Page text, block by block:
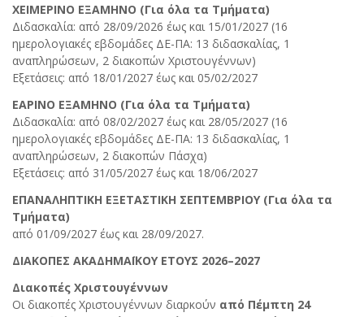
ΧΕΙΜΕΡΙΝΟ ΕΞΑΜΗΝΟ (Για όλα τα Τμήματα)
Διδασκαλία: από 28/09/2026 έως και 15/01/2027 (16
ημερολογιακές εβδομάδες ΔΕ-ΠΑ: 13 διδασκαλίας, 1
αναπληρώσεων, 2 διακοπών Χριστουγέννων)
Εξετάσεις: από 18/01/2027 έως και 05/02/2027
ΕΑΡΙΝΟ ΕΞΑΜΗΝΟ (Για όλα τα Τμήματα)
Διδασκαλία: από 08/02/2027 έως και 28/05/2027 (16
ημερολογιακές εβδομάδες ΔΕ-ΠΑ: 13 διδασκαλίας, 1
αναπληρώσεων, 2 διακοπών Πάσχα)
Εξετάσεις: από 31/05/2027 έως και 18/06/2027
ΕΠΑΝΑΛΗΠΤΙΚΗ ΕΞΕΤΑΣΤΙΚΗ ΣΕΠΤΕΜΒΡΙΟΥ (Για όλα τα
Τμήματα)
από 01/09/2027 έως και 28/09/2027.
ΔΙΑΚΟΠΕΣ ΑΚΑΔΗΜΑΪΚΟΥ ΕΤΟΥΣ 2026–2027
Διακοπές Χριστουγέννων
Οι διακοπές Χριστουγέννων διαρκούν από Πέμπτη 24